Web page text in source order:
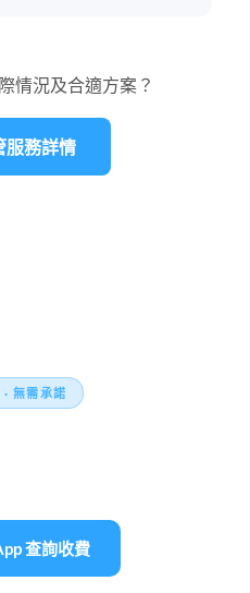
情況及合適方案？
服務詳情
無需承諾
查詢收費